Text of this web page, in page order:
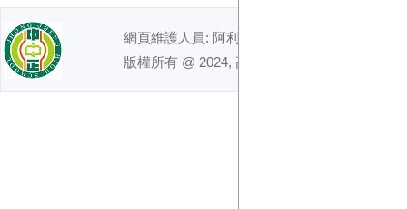
網頁維護人員: 阿利｜ 電話 : (07)7491992
版權所有 @ 2024, 高雄市立中正高級中學. All